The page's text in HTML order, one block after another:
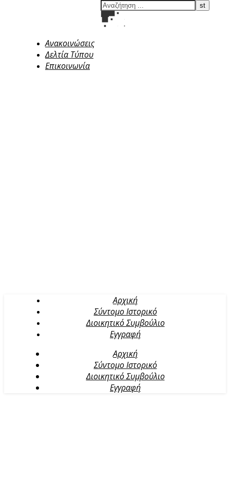
Ανακοινώσεις
Δελτία Τύπου
Επικοινωνία
Αρχική
Σύντομο Ιστορικό
Διοικητικό Συμβούλιο
Εγγραφή
Αρχική
Σύντομο Ιστορικό
Διοικητικό Συμβούλιο
Εγγραφή